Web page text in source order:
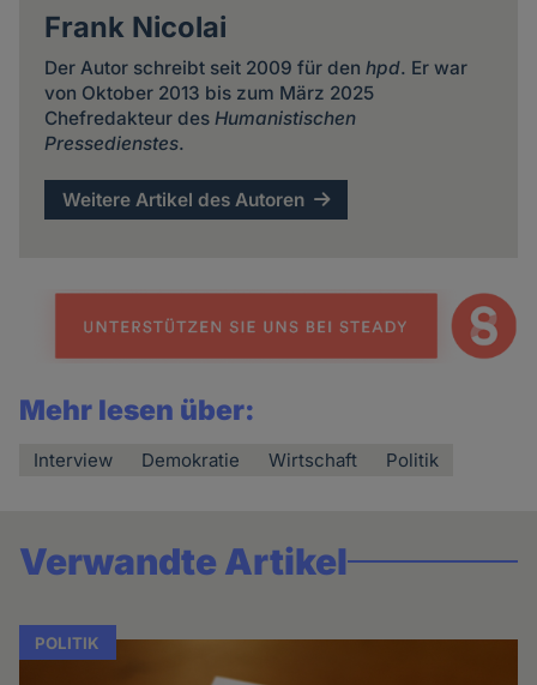
Frank Nicolai
Der Autor schreibt seit 2009 für den hpd. Er war
von Oktober 2013 bis zum März 2025
Chefredakteur des Humanistischen
Pressedienstes.
Weitere Artikel des Autoren
Mehr lesen über:
Interview Demokratie Wirtschaft Politik
Verwandte Artikel
POLITIK